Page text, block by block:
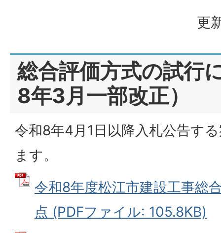
更
総合評価方式の試行
8年3月一部改正）
令和8年4月1日以降入札公告す
ます。
令和8年度松江市建設工事総
点 (PDFファイル: 105.8KB)